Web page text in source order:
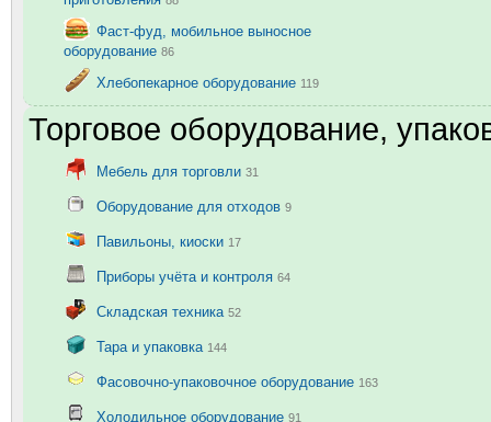
Фаст-фуд, мобильное выносное
оборудование 86
Хлебопекарное оборудование 119
Торговое оборудование,
Мебель для торговли 31
Оборудование для отходов 9
Павильоны, киоски 17
Приборы учёта и контроля 64
Складская техника 52
Тара и упаковка 144
Фасовочно-упаковочное оборудование 163
Холодильное оборудование 91